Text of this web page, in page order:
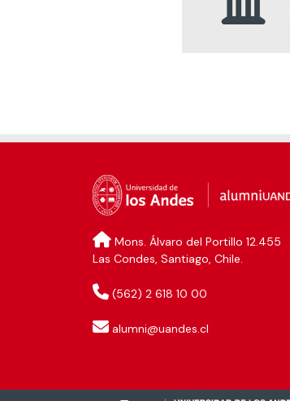
Mons. Álvaro del Portillo 12.455
Las Condes, Santiago, Chile.
(562) 2 618 10 00
alumni@uandes.cl